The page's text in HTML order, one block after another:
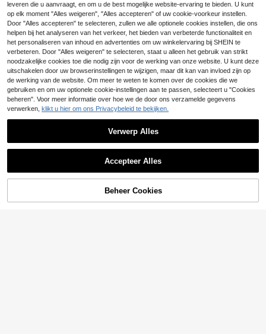
1 paar minimalistische pareloorbelle
n van S925 sterlingzilver, veelzijdig
voor dagelijks gebruik
14.08€
Artepollo 1 stuk hypoallergene oorri
ngen van 925 sterling zilver met zir
konia, schitterend en verfijnd, verpa
kt in een geschenkdoos, geschikt v
oor dagelijks gebruik of de feestdag
en, cadeau voor meisjes, vriendinne
n, voor de start van het schooljaar
2 over
22 .16€22.38€
TOEVOEGEN AAN WINKELWAGEN
leveren die u aanvraagt, en om u de best mogelijke website-ervaring te bieden. U kunt
op elk moment "Alles weigeren", "Alles accepteren" of uw cookie-voorkeur instellen.
Door "Alles accepteren" te selecteren, zullen we alle optionele cookies instellen, die ons
helpen bij het analyseren van het verkeer, het bieden van verbeterde functionaliteit en
het personaliseren van inhoud en advertenties om uw winkelervaring bij SHEIN te
verbeteren. Door "Alles weigeren" te selecteren, staat u alleen het gebruik van strikt
noodzakelijke cookies toe die nodig zijn voor de werking van onze website. U kunt deze
uitschakelen door uw browserinstellingen te wijzigen, maar dit kan van invloed zijn op
de werking van de website. Om meer te weten te komen over de cookies die we
gebruiken en om uw optionele cookie-instellingen aan te passen, selecteert u "Cookies
beheren". Voor meer informatie over hoe we de door ons verzamelde gegevens
verwerken, klikt u hier om ons Privacybeleid te bekijken.
Verwerp Alles
Accepteer Alles
Beheer Cookies